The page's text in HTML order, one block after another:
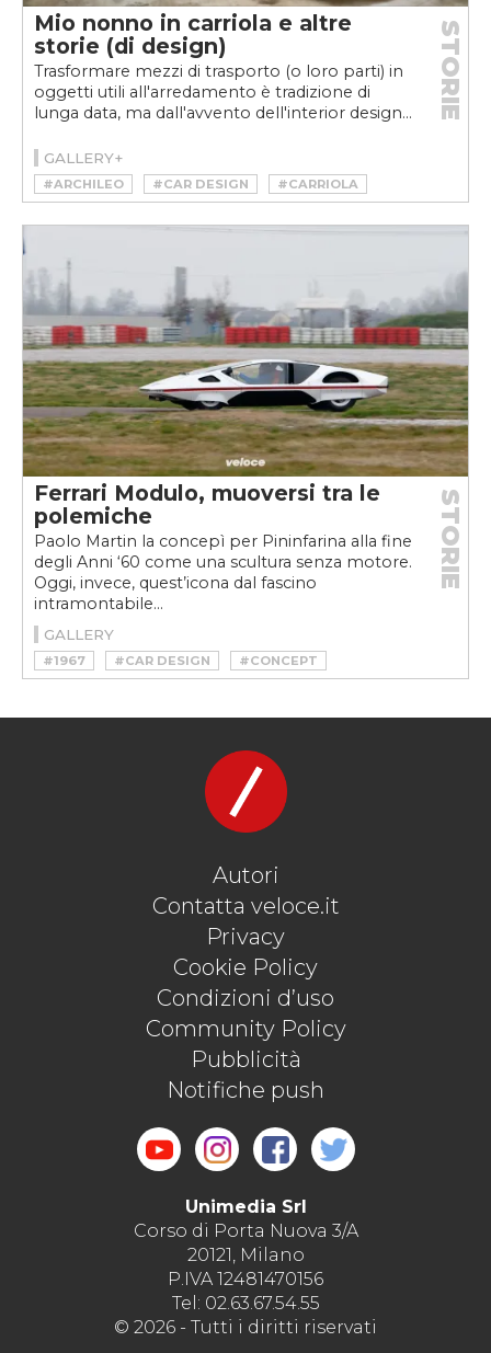
Mio nonno in carriola e altre
storie (di design)
Trasformare mezzi di trasporto (o loro parti) in
oggetti utili all'arredamento è tradizione di
lunga data, ma dall'avvento dell'interior design...
STORIE
GALLERY+
#ARCHILEO #CAR DESIGN
#CARRIOLA
#DESIGN
#FRIGOBAR
#FRIGORIFERO
#PORSCHE
#PORSCHE 911
#SMEG
#TOUR
Ferrari Modulo, muoversi tra le
polemiche
Paolo Martin la concepì per Pininfarina alla fine
degli Anni ‘60 come una scultura senza motore.
Oggi, invece, quest’icona dal fascino
intramontabile...
STORIE
GALLERY
#1967 #CAR DESIGN
#CONCEPT
#DESIGNER
#FERRARI
#PROTOTIPO
Autori
Contatta veloce.it
Privacy
Cookie Policy
Condizioni d’uso
Community Policy
Pubblicità
Notifiche push
Unimedia Srl
Corso di Porta Nuova 3/A
20121, Milano
P.IVA 12481470156
Tel: 02.63.67.54.55
© 2026 - Tutti i diritti riservati